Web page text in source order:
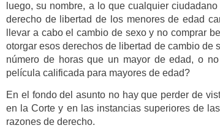
luego, su nombre, a lo que cualquier
derecho de libertad de los menores de edad
llevar a cabo el cambio de sexo y no comprar
otorgar esos derechos de libertad de cambio de
número de horas que un mayor de edad, o
película calificada para mayores de edad?
En el fondo del asunto no hay que perder de
en la Corte y en las instancias superiores de
razones de derecho.